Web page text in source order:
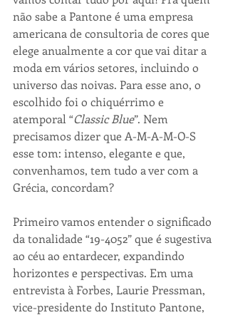
não sabe a Pantone é uma empresa
americana de consultoria de cores que
elege anualmente a cor que vai ditar a
moda em vários setores, incluindo o
universo das noivas. Para esse ano, o
escolhido foi o chiquérrimo e
atemporal “Classic Blue”. Nem
precisamos dizer que A-M-A-M-O-S
esse tom: intenso, elegante e que,
convenhamos, tem tudo a ver com a
Grécia, concordam?
Primeiro vamos entender o significado
da tonalidade “19-4052” que é sugestiva
ao céu ao entardecer, expandindo
horizontes e perspectivas. Em uma
entrevista à Forbes, Laurie Pressman,
vice-presidente do Instituto Pantone,